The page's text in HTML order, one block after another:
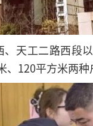
天工二路西段
120平方米两种